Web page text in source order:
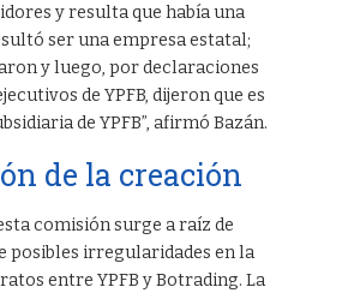
y resulta que había una
ser una empresa estatal;
y luego, por declaraciones
de YPFB, dijeron que es
de YPFB”, afirmó Bazán.
de la creación
comisión surge a raíz de
posibles irregularidades en la
entre YPFB y Botrading. La